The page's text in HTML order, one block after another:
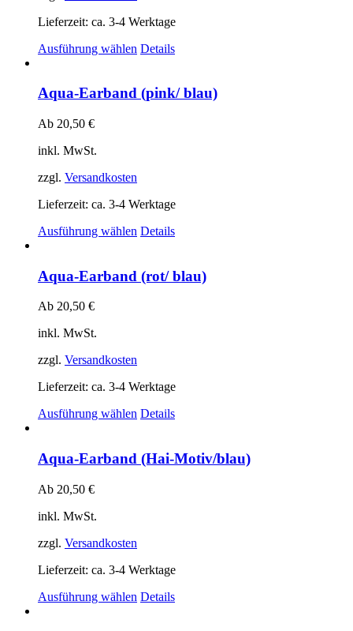
Produktseite
werden
Lieferzeit: ca. 3-4 Werktage
Ausführung wählen Dieses
mehrere
Varianten
Produktseite
werden
Details
Aqua-Earband (pink/ blau)
Ab 20,50 €
inkl. MwSt.
zzgl. Versandkosten
Lieferzeit: ca. 3-4 Werktage
Ausführung wählen Dieses
mehrere
Varianten
Produktseite
werden
Details
Aqua-Earband (rot/ blau)
Ab 20,50 €
inkl. MwSt.
zzgl. Versandkosten
Lieferzeit: ca. 3-4 Werktage
Ausführung wählen Dieses
mehrere
Varianten
Produktseite
werden
Details
Aqua-Earband (Hai-Motiv/blau)
Ab 20,50 €
inkl. MwSt.
zzgl. Versandkosten
Lieferzeit: ca. 3-4 Werktage
Ausführung wählen Dieses
Details